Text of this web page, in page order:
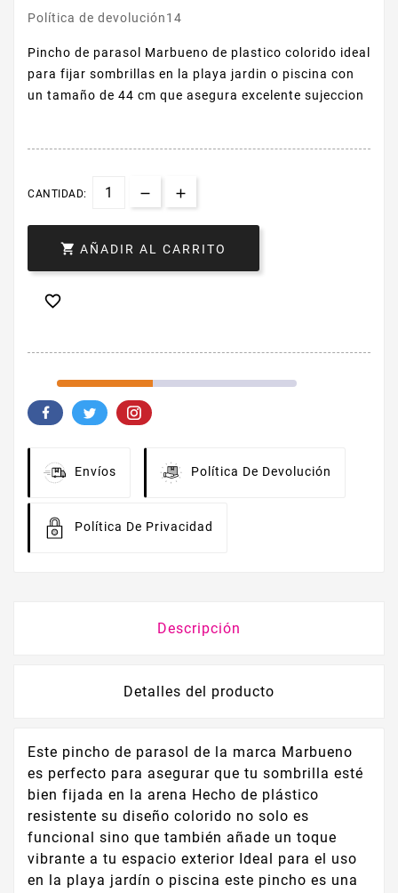
Política de devolución14
Pincho de parasol Marbueno de plastico colorido ideal
para fijar sombrillas en la playa jardin o piscina con
un tamaño de 44 cm que asegura excelente sujeccion
CANTIDAD:
 AÑADIR AL CARRITO

Envíos Política De Devolución
Política De Privacidad
Descripción
Detalles del producto
Este pincho de parasol de la marca Marbueno
es perfecto para asegurar que tu sombrilla esté
bien fijada en la arena Hecho de plástico
resistente su diseño colorido no solo es
funcional sino que también añade un toque
vibrante a tu espacio exterior Ideal para el uso
en la playa jardín o piscina este pincho es una